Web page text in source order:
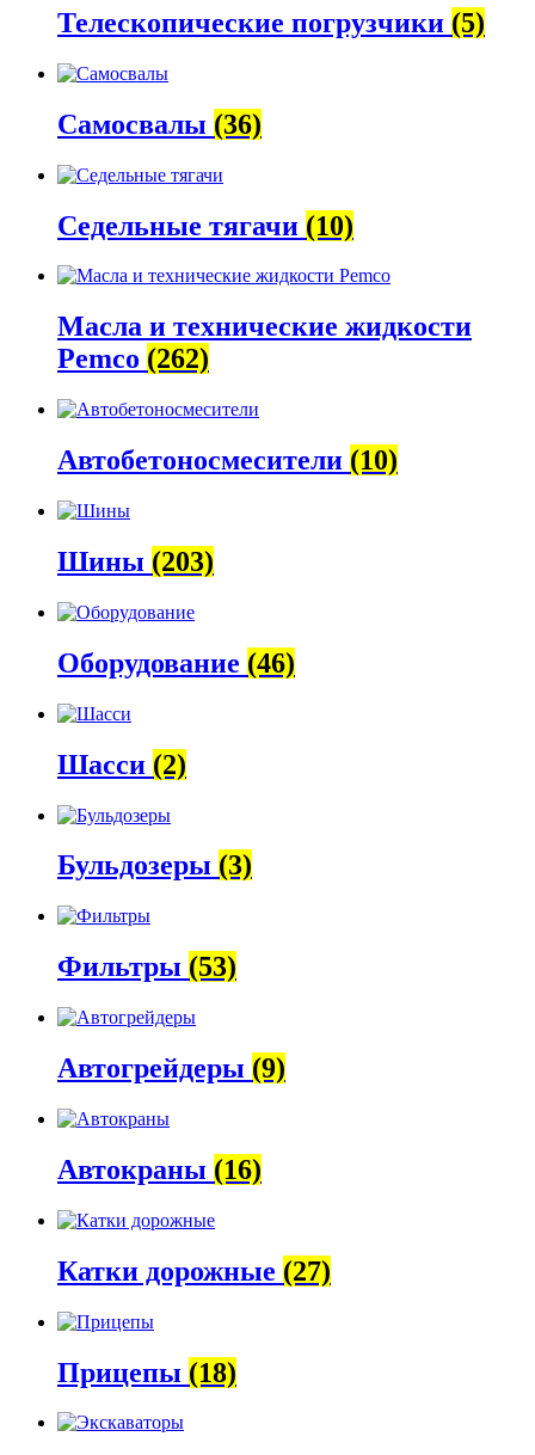
Телескопические погрузчики (5)
Самосвалы (36)
Седельные тягачи (10)
Масла и технические жидкости
Pemco (262)
Автобетоно­смесители (10)
Шины (203)
Оборудование (46)
Шасси (2)
Бульдозеры (3)
Фильтры (53)
Автогрейдеры (9)
Автокраны (16)
Катки дорожные (27)
Прицепы (18)